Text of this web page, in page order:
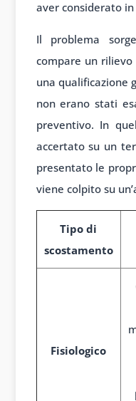
aver considerato
Il problema
compare un
una qualificazione
non erano stati
preventivo. In
accertato su un
presentato le
viene colpito su
Tipo di
scostamento
Fisiologico